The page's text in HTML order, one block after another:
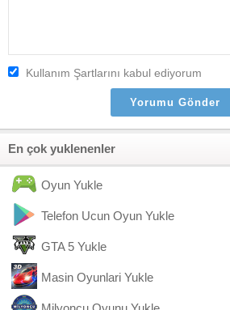
Kullanım Şartlarını kabul ediyorum
En çok yuklenenler
Oyun Yukle
Telefon Ucun Oyun Yukle
GTA 5 Yukle
Masin Oyunlari Yukle